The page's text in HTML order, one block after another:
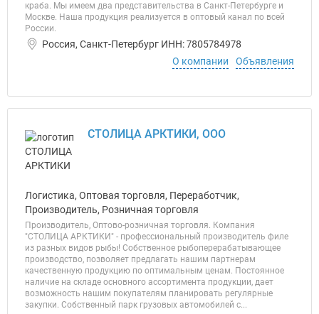
краба. Мы имеем два представительства в Санкт-Петербурге и
Москве. Наша продукция реализуется в оптовый канал по всей
России.
Россия, Санкт-Петербург ИНН: 7805784978
О компании
Объявления
СТОЛИЦА АРКТИКИ, ООО
Логистика, Оптовая торговля, Переработчик,
Производитель, Розничная торговля
Производитель, Оптово-розничная торговля. Компания
"СТОЛИЦА АРКТИКИ" - профессиональный производитель филе
из разных видов рыбы! Собственное рыбоперерабатывающее
производство, позволяет предлагать нашим партнерам
качественную продукцию по оптимальным ценам. Постоянное
наличие на складе основного ассортимента продукции, дает
возможность нашим покупателям планировать регулярные
закупки. Собственный парк грузовых автомобилей с...